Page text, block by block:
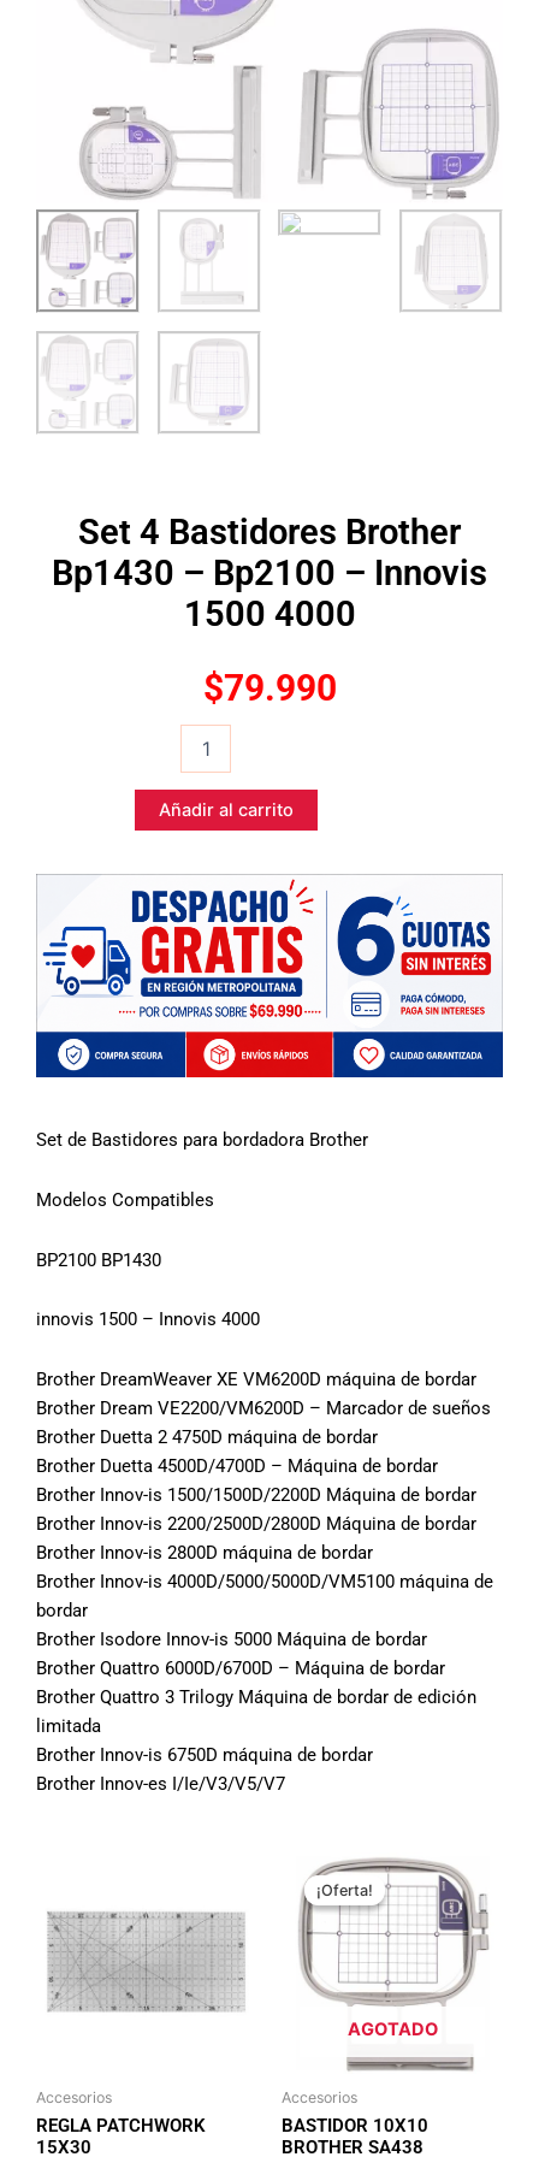
Set 4 Bastidores Brother
Bp1430 – Bp2100 – Innovis
1500 4000
$79.990
Brother
Bp1430
Bp2100
-
Innovis
1500
4000
cantidad
Añadir al carrito
Set de Bastidores para bordadora Brother
Modelos Compatibles
BP2100 BP1430
innovis 1500 – Innovis 4000
Brother DreamWeaver XE VM6200D máquina de bordar
Brother Dream VE2200/VM6200D – Marcador de sueños
Brother Duetta 2 4750D máquina de bordar
Brother Duetta 4500D/4700D – Máquina de bordar
Brother Innov-is 1500/1500D/2200D Máquina de bordar
Brother Innov-is 2200/2500D/2800D Máquina de bordar
Brother Innov-is 2800D máquina de bordar
Brother Innov-is 4000D/5000/5000D/VM5100 máquina de
bordar
Brother Isodore Innov-is 5000 Máquina de bordar
Brother Quattro 6000D/6700D – Máquina de bordar
Brother Quattro 3 Trilogy Máquina de bordar de edición
limitada
Brother Innov-is 6750D máquina de bordar
Brother Innov-es I/Ie/V3/V5/V7
Accesorios
REGLA PATCHWORK
15X30
¡Oferta!
AGOTADO
¡Oferta!
Accesorios
BASTIDOR 10X10
BROTHER SA438
El
precio
original
era:
$29.990.
El
precio
actual